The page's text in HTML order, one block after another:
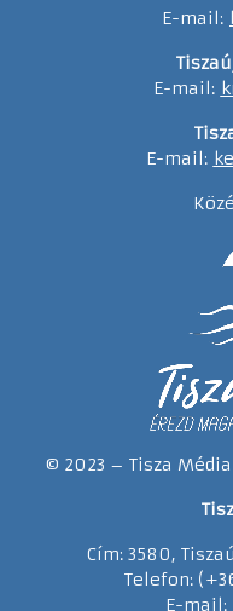
E-mail:
E-mail:
E-mail:
© 2023 – Tisza
Cím: 3580,
Telefon:
E-mail: